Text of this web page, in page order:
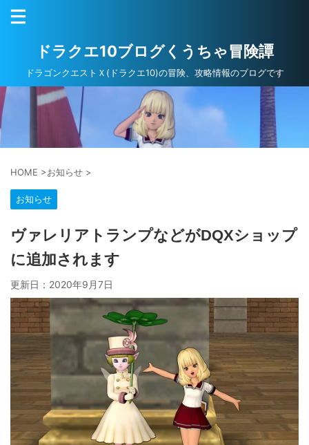
ドラクエ10ブログくうちゃ冒険譚
ドラゴンクエストＸ(ドラクエ10)の冒険、攻略情報のブログです
HOME >お知らせ >
お知らせ
ヴァレリアトランプなどがDQXショップ
に追加されます
更新日： 2020年9月7日